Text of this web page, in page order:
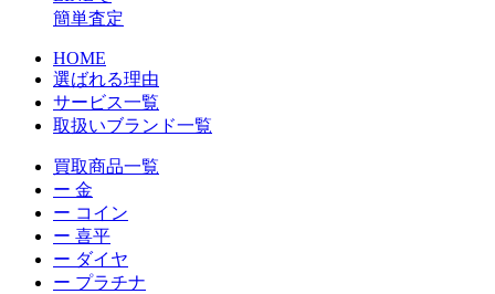
簡単査定
HOME
選ばれる理由
サービス一覧
取扱いブランド一覧
買取商品一覧
ー 金
ー コイン
ー 喜平
ー ダイヤ
ー プラチナ